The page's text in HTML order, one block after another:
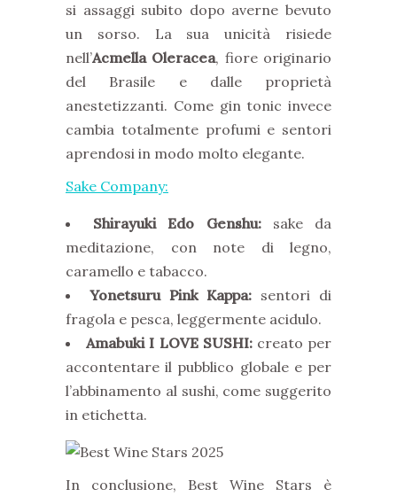
si assaggi subito dopo averne bevuto
un sorso. La sua unicità risiede
nell’Acmella Oleracea, fiore originario
del Brasile e dalle proprietà
anestetizzanti. Come gin tonic invece
cambia totalmente profumi e sentori
aprendosi in modo molto elegante.
Sake Company:
Shirayuki Edo Genshu:sake da
meditazione, con note di legno,
caramello e tabacco.
Yonetsuru Pink Kappa: sentori di
fragola e pesca, leggermente acidulo.
Amabuki I LOVE SUSHI:creato per
accontentare il pubblico globale e per
l’abbinamento al sushi, come suggerito
in etichetta.
In conclusione, Best Wine Stars è